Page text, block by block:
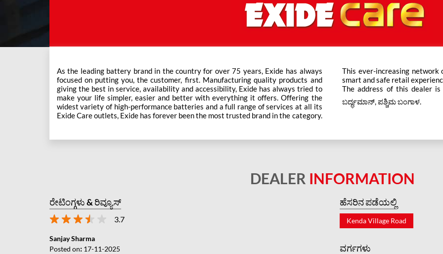
As the leading battery brand in the country for over 75 years, Exide has always
focused on putting you, the customer, first. Manufacturing quality products and
giving the best in service, availability and accessibility, Exide has always tried to
make your life simpler, easier and better with everything it offers. Offering the
widest variety of high-performance batteries and a full range of services at all its
Exide Care outlets, Exide has forever been the most trusted brand in the category.
This ever-increasing network of Exide Care outlets across the country ensure a
smart and safe retail
The address of this dealer
ಬರ್ದ್ಧಮಾನ್, ಪಶ್ಚಿಮ ಬಂಗಾಳ.
DEALER INFORMATION
ರೇಟಿಂಗ್ಗಳು & ರಿವ್ಯೂಸ್
3.7
Sanjay Sharma
Posted on: 17-11-2025
ಹೆಸರಿನ ಪಡೆಯಲ್ಲಿ
Kenda Village Road
ವರ್ಗಗಳು